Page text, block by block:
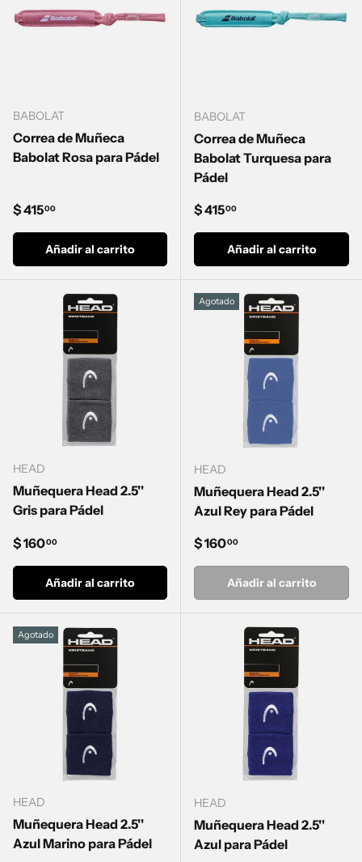
BABOLAT
Correa de Muñeca
Babolat Rosa para Pádel
Precio normal
$ 41500
Añadir al carrito
BABOLAT
Correa de Muñeca
Babolat Turquesa para
Pádel
Precio normal
$ 41500
Añadir al carrito
HEAD
Muñequera Head 2.5''
Gris para Pádel
Precio normal
$ 16000
Añadir al carrito
Agotado
HEAD
Muñequera Head 2.5''
Azul Rey para Pádel
Precio normal
$ 16000
Añadir al carrito
Agotado
HEAD
Muñequera Head 2.5''
Azul Marino para Pádel
HEAD
Muñequera Head 2.5''
Azul para Pádel